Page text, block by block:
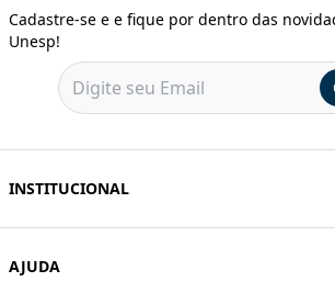
Cadastre-se e e fique por dentro das
Unesp!
INSTITUCIONAL
AJUDA